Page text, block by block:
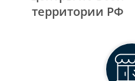
территории РФ